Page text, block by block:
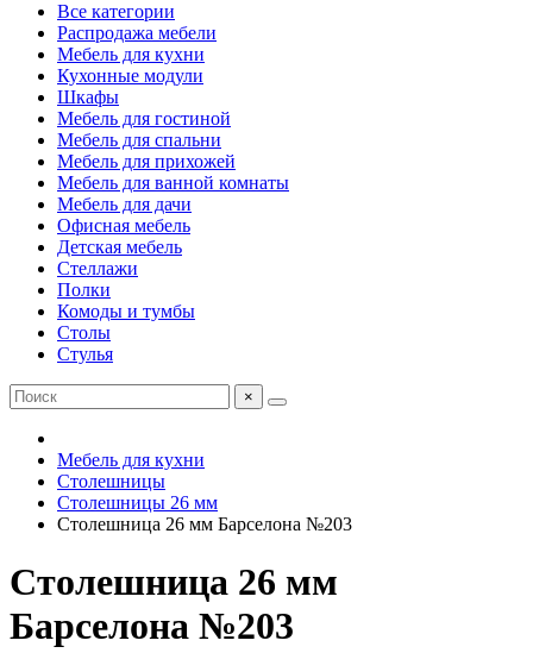
Все категории
Распродажа мебели
Мебель для кухни
Кухонные модули
Шкафы
Мебель для гостиной
Мебель для спальни
Мебель для прихожей
Мебель для ванной комнаты
Мебель для дачи
Офисная мебель
Детская мебель
Стеллажи
Полки
Комоды и тумбы
Столы
Стулья
×
Мебель для кухни
Столешницы
Столешницы 26 мм
Столешница 26 мм Барселона №203
Столешница 26 мм
Барселона №203